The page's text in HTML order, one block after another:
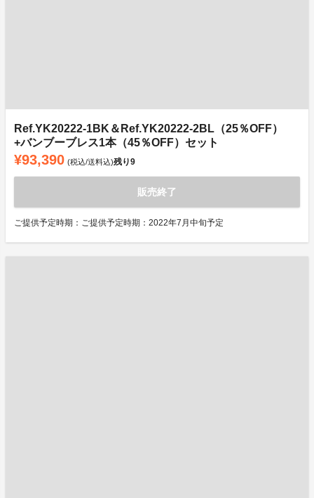
Ref.YK20222-1BK＆Ref.YK20222-2BL（25％OFF）
+バンブーブレス1本（45％OFF）セット
¥93,390 (税込/送料込)残り9
販売終了
ご提供予定時期：ご提供予定時期：2022年7月中旬予定